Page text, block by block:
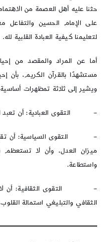
حثنا عليه أهل العصمة من
على الإمام الحسين
لتعليمنا كيفية العبادة القلبية لله.
أما عن المراد والمقصد من
مستشهدًا بالقرآن الكريم، بأن
ويشير إلى ثلاثة تمظهرات
– التقوى العبادية: أن تعبد
– التقوى السياسية: أن
ميزان العدل، وأن لا
واستطاعة.
– التقوى الثقافية: أن لا
الثقافي والتبليغي استمالة